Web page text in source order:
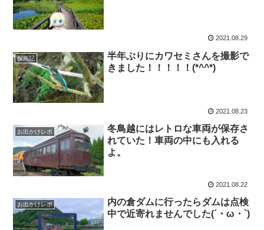
2021.08.29
探鳥記
半年ぶりにカワセミさんを撮影で
きました！！！！！(*^^*)
2021.08.23
お出かけレポ
冬鳥越にはレトロな車両が保存さ
れていた！車両の中にも入れる
よ。
2021.08.22
お出かけレポ
内の倉ダムに行ったらダムは点検
中で近寄れませんでした(´・ω・`)